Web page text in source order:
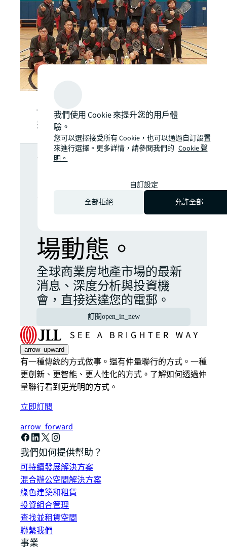
Thomas（後排右二）和嶺南大學團隊參與
運動會，發揮團隊精神。
想了解更多深
入分析嗎？隨
時掌握最新市
場動態。
全球商業房地產市場的最新
消息、深度分析與投資機
會，直接送達您的電郵。
訂閱open_in_new
arrow_upward
有一種傳統的方式做事。還有仲量聯行的方式。一種
更創新、更智能、更人性化的方式。了解如何透過仲
量聯行看到更光明的方式。
立即訂閱
arrow_forward
我們如何提供幫助？
可持續發展解決方案
混合辦公空間解決方案
綠色建築和租賃
投資組合管理
查找並租賃空間
聯繫我們
事業
我們使用 Cookie 來提升您的用戶體
驗。
您可以選擇接受所有 Cookie，也可以通過自訂設置
來進行選擇。更多詳情，請參閲我們的 Cookie 聲
明。
自訂設定
全部拒絕
允許全部